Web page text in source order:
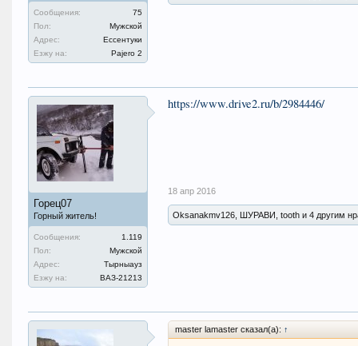
Сообщения:
75
Пол:
Мужской
Адрес:
Ессентуки
Езжу на:
Pajero 2
Горец07
Горный житель!
Сообщения:
1.119
Пол:
Мужской
Адрес:
Тырныауз
Езжу на:
ВАЗ-21213
https://www.drive2.ru/b/2984446/
18 апр 2016
Oksanakmv126, ШУРАВИ, tooth и 4 другим
master lamaster сказал(а): ↑